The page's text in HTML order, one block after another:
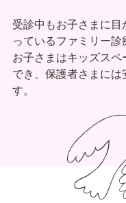
受診中もお子さまに
っているファミリー診
お子さまはキッズス
でき、保護者さまには
す。